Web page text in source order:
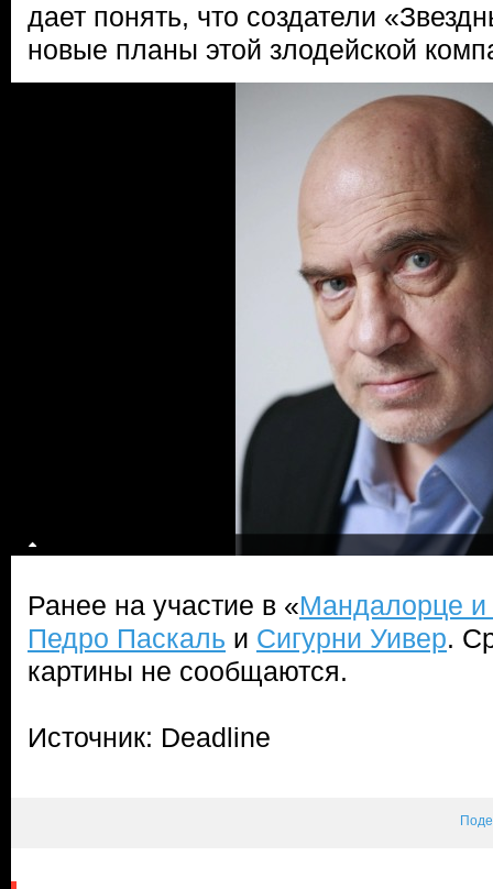
дает понять, что создатели
новые планы этой злодейской
Ранее на участие в «Мандалорце и
Педро Паскаль и Сигурни Уивер.
картины не сообщаются.
Источник: Deadline